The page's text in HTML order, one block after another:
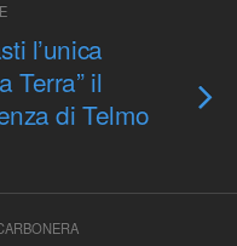
l’unica
Terra” il
di Telmo